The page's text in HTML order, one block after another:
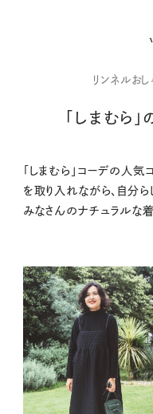
リンネルお
「しまむら
「しまむら」コーデの人気
を取り入れながら、自分
みなさんのナチュラルな着